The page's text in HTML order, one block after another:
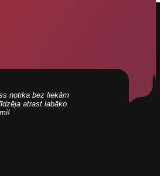
notika bez liekām
atrast labāko